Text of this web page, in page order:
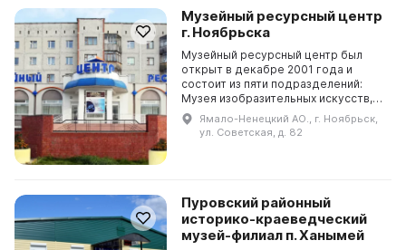
Музейный ресурсный центр
г. Ноябрьска
Музейный ресурсный центр был
открыт в декабре 2001 года и
состоит из пяти подразделений:
Музея изобразительных искусств,
Музея городской истории,
Детского музея, Музея воинской
славы и Городского цент...
Ямало-Ненецкий АО., г. Ноябрьск,
ул. Советская, д. 82
Пуровский районный
историко-краеведческий
музей-филиал п. Ханымей